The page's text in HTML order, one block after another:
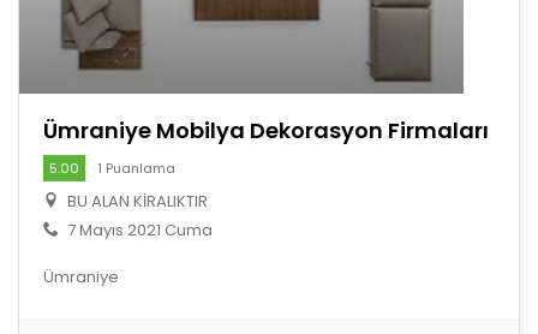
Ümraniye Mobilya Dekorasyon Firmaları
5.00 1 Puanlama
BU ALAN KİRALIKTIR
7 Mayıs 2021 Cuma
Ümraniye